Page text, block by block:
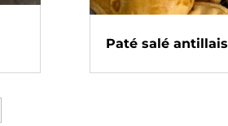
Paté salé antillais